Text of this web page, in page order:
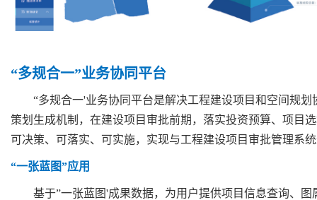
“多规合一”业务协同平台
“多规合一'业务协同平台是解决工程建设项目和空间规
策划生成机制，在建设项目审批前期，落实投资预算、项目
可决策、可落实、可实施，实现与工程建设项目审批管理系
“一张蓝图”应用
基于”一张蓝图'成果数据，为用户提供项目信息查询、